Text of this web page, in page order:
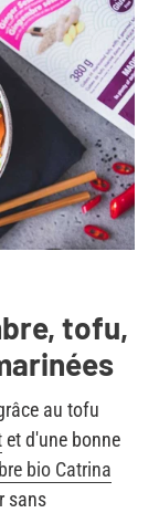
tofu,
au tofu
et d'une bonne
bio Catrina
sans